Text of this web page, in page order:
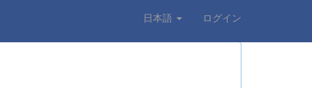
日本語 ログイン